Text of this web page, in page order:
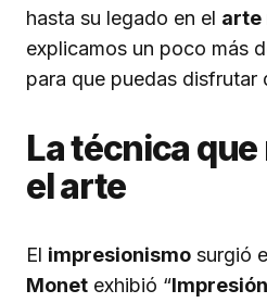
hasta su legado en el arte
explicamos un poco más
para que puedas disfrutar
La técnica
el arte
El impresionismo surgió
Monet exhibió “